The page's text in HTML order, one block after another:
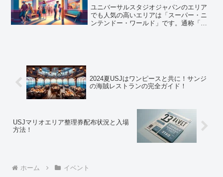
ユニバーサルスタジオジャパンのエリア
でも人気の高いエリアは「スーパー・ニ
ンテンドー・ワールド」です。通称「マ
2024夏USJはワンピースと共に！サンジ
の海賊レストランの完全ガイド！
USJマリオエリア整理券配布状況と入場
方法！
ホーム イベント